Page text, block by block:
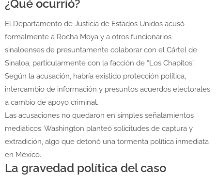
¿Qué ocurrió?
El Departamento de Justicia de Estados Unidos acusó
formalmente a Rocha Moya y a otros funcionarios
sinaloenses de presuntamente colaborar con el Cártel de
Sinaloa, particularmente con la facción de “Los Chapitos”.
Según la acusación, habría existido protección política,
intercambio de información y presuntos acuerdos electorales
a cambio de apoyo criminal.
Las acusaciones no quedaron en simples señalamientos
mediáticos. Washington planteó solicitudes de captura y
extradición, algo que detonó una tormenta política inmediata
en México.
La gravedad política del caso